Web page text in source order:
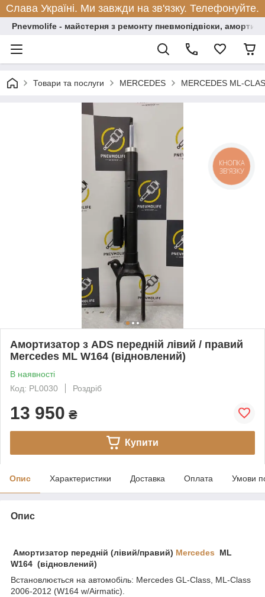
Слава Україні. Ми завжди на зв'язку. Телефонуйте.
Pnevmolife - майстерня з ремонту пневмопідвіски,
Товари та послуги MERCEDES MERCEDES ML-
Амортизатор з ADS передній лівий / правий
Mercedes ML W164 (відновлений)
В наявності
Код: PL0030
Роздріб
13 950 ₴
Купити
Опис Характеристики Доставка Оплата Умови
Опис
Амортизатор передній (лівий/правий) Mercedes ML
W164 (відновлений)
Встановлюється на автомобіль: Mercedes GL-Class, ML-Class
2006-2012 (W164 w/Airmatic).
КНОПКА
ЗВ'ЯЗКУ